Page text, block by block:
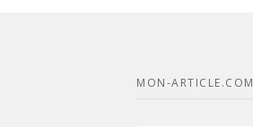
MON-ARTICLE.COM